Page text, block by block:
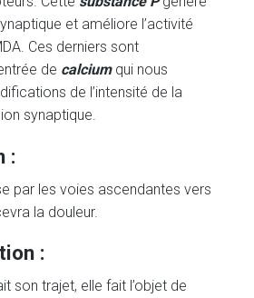
et améliore l’activité
Ces derniers sont
de calciumqui nous
de l’intensité de la
synaptique.
:
par les voies ascendantes vers
la douleur.
:
son trajet, elle fait l’objet de